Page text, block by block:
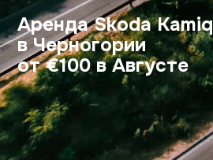
Аренда Skoda Kamiq
в Черногории
от €100 в Августе